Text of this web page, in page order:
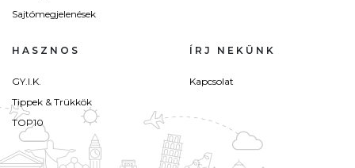
Sajtómegjelenések
HASZNOS
GY.I.K.
Tippek & Trükkök
TOP10
ÍRJ NEKÜNK
Kapcsolat